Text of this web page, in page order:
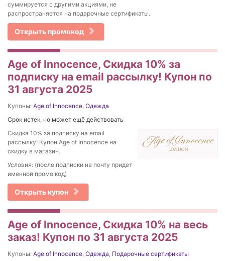
суммируется с другими акциями, не
распространяется на подарочные сертификаты.
Открыть промокод
Age of Innocence, Скидка 10% за
подписку на email рассылку! Купон по
31 августа 2025
Купоны: Age of Innocence, Одежда
Срок истек, но может ещё действовать
Скидка 10% за подписку на email
рассылку! Купон Age of Innocence на
скидку в магазин.
Условия: (после подписки на почту придет
именной промо код)
Открыть купон
Age of Innocence, Скидка 10% на весь
заказ! Купон по 31 августа 2025
Купоны: Age of Innocence, Одежда, Подарочные сертификаты